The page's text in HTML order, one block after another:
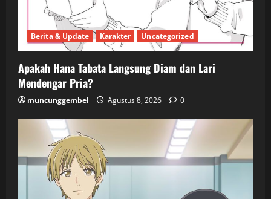
Berita & Update Karakter Uncategorized
Apakah Hana Tabata Langsung Diam dan Lari
Mendengar Pria?
muncunggembel Agustus 8, 2026 0